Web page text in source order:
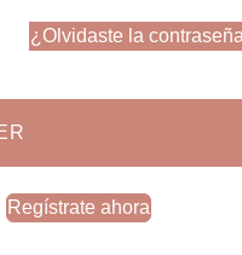
¿Olvidaste la
Regístrate ahora